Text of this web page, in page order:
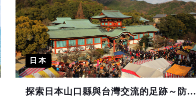
日本
探索日本山口縣與台灣交流的足跡～防府天滿宮、毛利庭園